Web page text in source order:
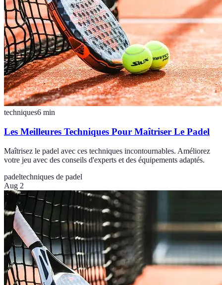
techniques6 min
Les Meilleures Techniques Pour Maîtriser Le Padel
Maîtrisez le padel avec ces techniques incontournables. Améliorez
votre jeu avec des conseils d'experts et des équipements adaptés.
padeltechniques de padel
Aug 2